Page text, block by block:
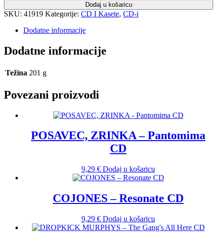
Dodaj u košaricu
SKU: 41919 Kategorije: CD I Kasete, CD-i
Dodatne informacije
Dodatne informacije
Težina 201 g
Povezani proizvodi
POSAVEC, ZRINKA – Pantomima
CD
9,29 € Dodaj u košaricu
COJONES ‎– Resonate CD
9,29 € Dodaj u košaricu